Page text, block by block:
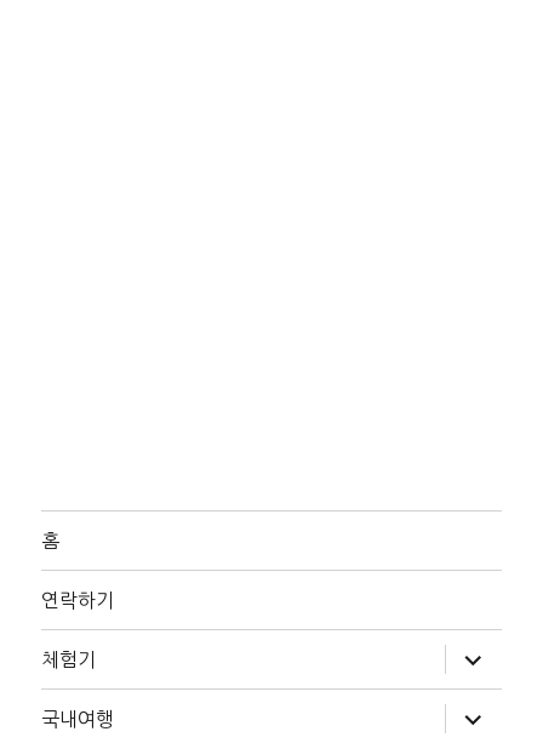
홈
연락하기
체험기
위
메
확
국내여행
위